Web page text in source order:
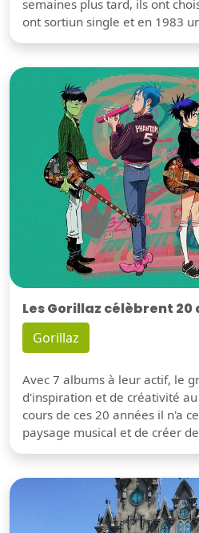
semaines plus tard, ils ont
ont sortiun single et en 1983
Les Gorillaz célèbrent
Gorillaz
Avec 7 albums à leur actif, le
d'inspiration et de créativité
cours de ces 20 années il n'a
paysage musical et de créer